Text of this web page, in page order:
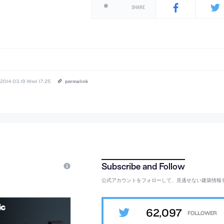
SHARE
2014.03.19 Wed 17:25 permalink
公式アカウントをフォローして、見逃せない建築情報
62,097